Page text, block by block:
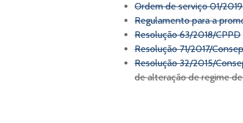
Ordem de serviço 01/
Regulamento para a
Resolução 63/2018/CPPD
Resolução 71/2017/
Resolução 32/2015/
de alteração de regime